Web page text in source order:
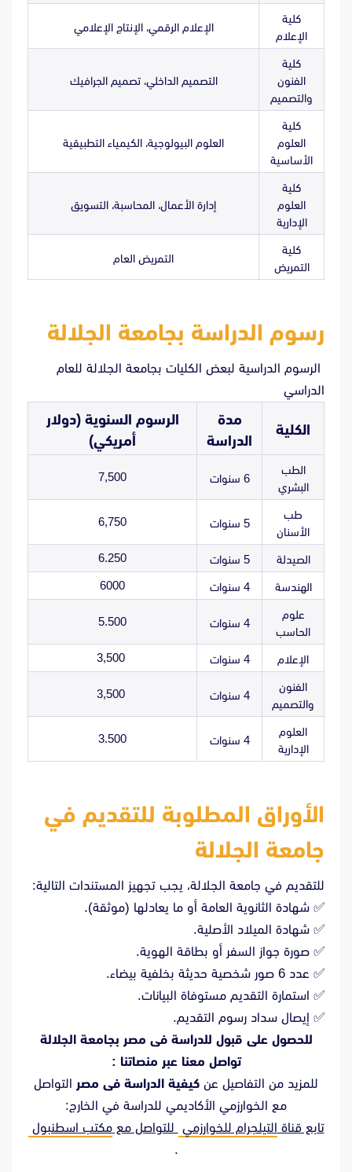
كلية
الإعلام
الإعلام الرقمي، الإنتاج الإعلامي
كلية
الفنون
والتصميم
التصميم الداخلي، تصميم الجرافيك
كلية
العلوم
الأساسية
العلوم البيولوجية، الكيمياء التطبيقية
كلية
العلوم
الإدارية
إدارة الأعمال، المحاسبة، التسويق
كلية
التمريض
التمريض العام
رسوم الدراسة بجامعة الجلالة
الرسوم الدراسية لبعض الكليات بجامعة الجلالة للعام
الدراسي
الكلية
مدة
الدراسة
الرسوم السنوية (دولار
أمريكي)
الطب
البشري
6 سنوات 7,500
طب
الأسنان
5 سنوات 6,750
الصيدلة 5 سنوات 6.250
الهندسة 4 سنوات 6000
علوم
الحاسب
4 سنوات 5.500
الإعلام 4 سنوات
الفنون
والتصميم
4 سنوات
العلوم
الإدارية
4 سنوات 3.500
الأوراق المطلوبة للتقديم في
جامعة الجلالة
للتقديم في جامعة الجلالة، يجب تجهيز المستندات التالية:
✅ شهادة الثانوية العامة أو ما يعادلها (موثقة).
✅ شهادة الميلاد الأصلية.
✅ صورة جواز السفر أو بطاقة الهوية.
✅ عدد 6 صور شخصية حديثة بخلفية بيضاء.
✅ استمارة التقديم مستوفاة البيانات.
✅ إيصال سداد رسوم التقديم.
للحصول على قبول للدراسة فى مصر بجامعة الجلالة
تواصل معنا عبر منصاتنا :
للمزيد من التفاصيل عن كيفية الدراسة فى مصر التواصل
مع الخوارزمي الأكاديمي للدراسة في الخارج:
تابع قناة التيلجرام للخوارزمي للتواصل معمكتب اسطنبول
.